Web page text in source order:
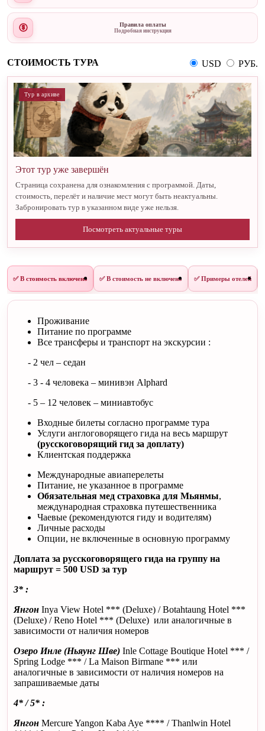
Правила оплаты
Подробная инструкция
СТОИМОСТЬ ТУРА USD РУБ.
Тур в архиве
Этот тур уже завершён
Страница сохранена для ознакомления с программой. Даты,
стоимость, перелёт и наличие мест могут быть неактуальны.
Забронировать тур в указанном виде уже нельзя.
Посмотреть актуальные туры
✅ В стоимость включено ✅ В стоимость не включено ✅ Примеры отелей
Проживание
Питание по программе
Все трансферы и транспорт на экскурсии :
- 2 чел – седан
- 3 - 4 человека – минивэн Alphard
- 5 – 12 человек – миниавтобус
Входные билеты согласно программе тура
Услуги англоговорящего гида на весь маршрут
(русскоговорящий гид за доплату)
Клиентская поддержка
Международные авиаперелеты
Питание, не указанное в программе
Обязательная мед страховка для Мьянмы,
международная страховка путешественника
Чаевые (рекомендуются гиду и водителям)
Личные расходы
Опции, не включенные в основную программу
Доплата за русскоговорящего гида на группу на
маршрут = 500 USD за тур
3* :
Янгон Inya View Hotel *** (Deluxe) / Botahtaung Hotel ***
(Deluxe) / Reno Hotel *** (Deluxe) или аналогичные в
зависимости от наличия номеров
Озеро Инле (Ньяунг Шве) Inle Cottage Boutique Hotel *** /
Spring Lodge *** / La Maison Birmane *** или
аналогичные в зависимости от наличия номеров на
запрашиваемые даты
4* / 5* :
Янгон Mercure Yangon Kaba Aye **** / Thanlwin Hotel